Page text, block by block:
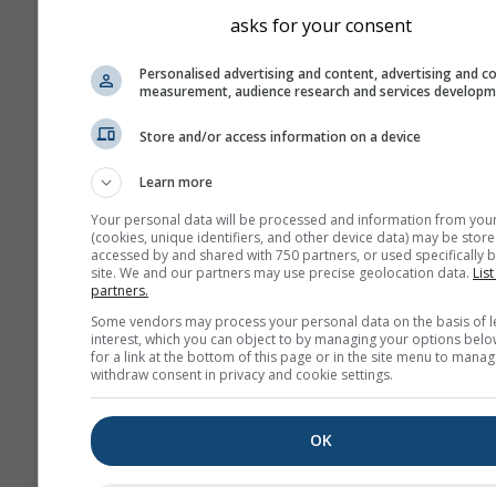
asks for your consent
Personalised advertising and content, advertising and
measurement, audience research and services
Store and/or access information on a device
Learn more
Your personal data will be processed and information from
(cookies, unique identifiers, and other device data) may be
accessed by and shared with 750 partners, or used specifically
site. We and our partners may use precise geolocation data.
partners.
Some vendors may process your personal data on the basis of
interest, which you can object to by managing your options
for a link at the bottom of this page or in the site menu to
withdraw consent in privacy and cookie settings.
OK